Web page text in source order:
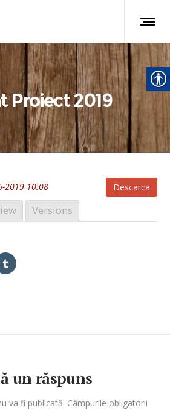
Proiect 2019
Descarca
2019 10:08
Versions
un răspuns
va fi publicată. Câmpurile obligatorii